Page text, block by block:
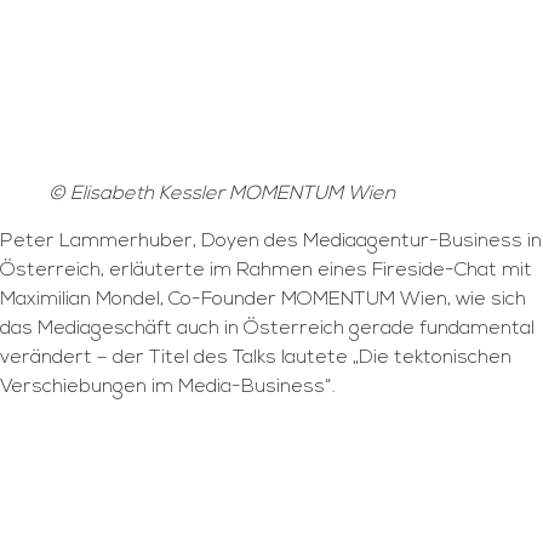
© Elisabeth Kessler MOMENTUM Wien
Peter Lammerhuber, Doyen des Mediaagentur-Business in
Österreich, erläuterte im Rahmen eines Fireside-Chat mit
Maximilian Mondel, Co-Founder MOMENTUM Wien, wie sich
das Mediageschäft auch in Österreich gerade fundamental
verändert – der Titel des Talks lautete „Die tektonischen
Verschiebungen im Media-Business“.